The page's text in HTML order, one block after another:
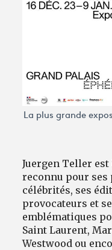
La plus grande
Juergen Teller
reconnu pour
célébrités, ses
provocateurs et
emblématiques
Saint Laurent,
Westwood ou